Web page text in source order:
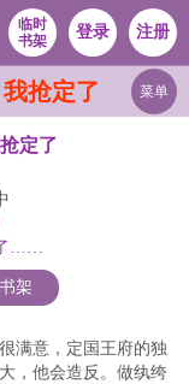
临时
书架
登录 注册
抢定了 菜单
定了
了……
架
满意，定国王府的独
，他会造反。做纨绔